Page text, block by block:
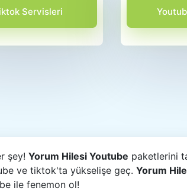
Servisleri
şey! Yorum Hilesi Youtube paketlerini
ve tiktok'ta yükselişe geç. Yorum
ile fenemon ol!